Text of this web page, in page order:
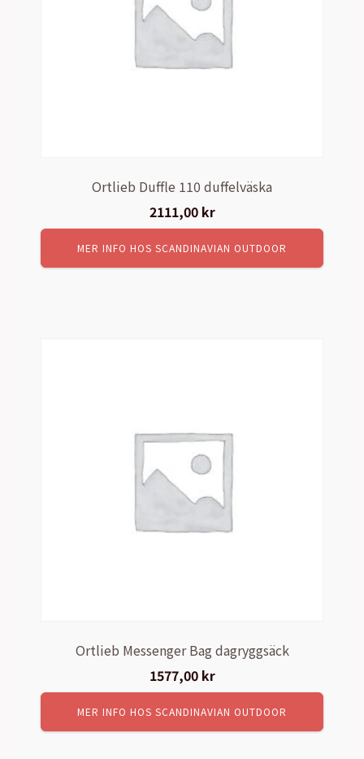
Ortlieb Duffle 110 duffelväska
2111,00 kr
MER INFO HOS SCANDINAVIAN OUTDOOR
Ortlieb Messenger Bag dagryggsäck
1577,00 kr
MER INFO HOS SCANDINAVIAN OUTDOOR